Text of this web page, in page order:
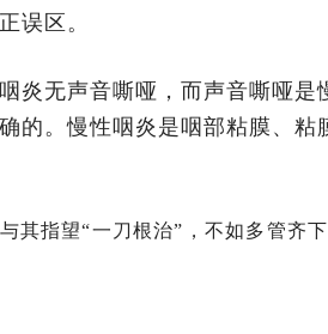
误区。
炎无声音嘶哑，而声音嘶哑是
的。慢性咽炎是咽部粘膜、粘
指望“一刀根治”，不如多管齐下